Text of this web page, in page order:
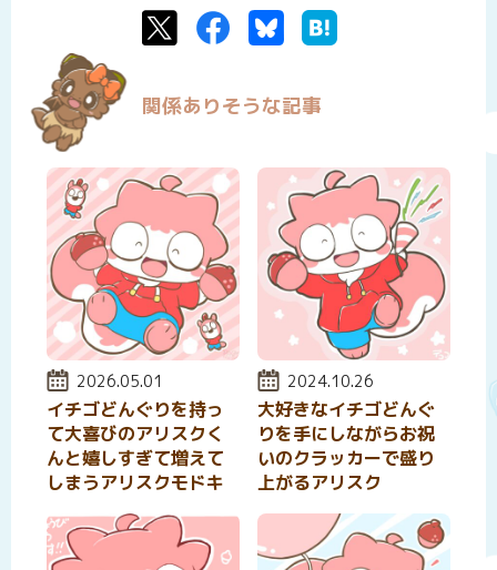
TwitterFacebookBluesky
関係ありそうな記事
投稿日:
2026.05.01
イチゴどんぐりを持っ
て大喜びのアリスクく
んと嬉しすぎて増えて
しまうアリスクモドキ
投稿日:
2024.10.26
大好きなイチゴどんぐ
りを手にしながらお祝
いのクラッカーで盛り
上がるアリスク